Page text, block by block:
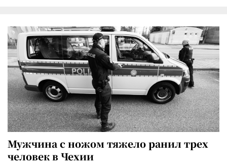
Мужчина с ножом тяжело ранил трех
человек в Чехии